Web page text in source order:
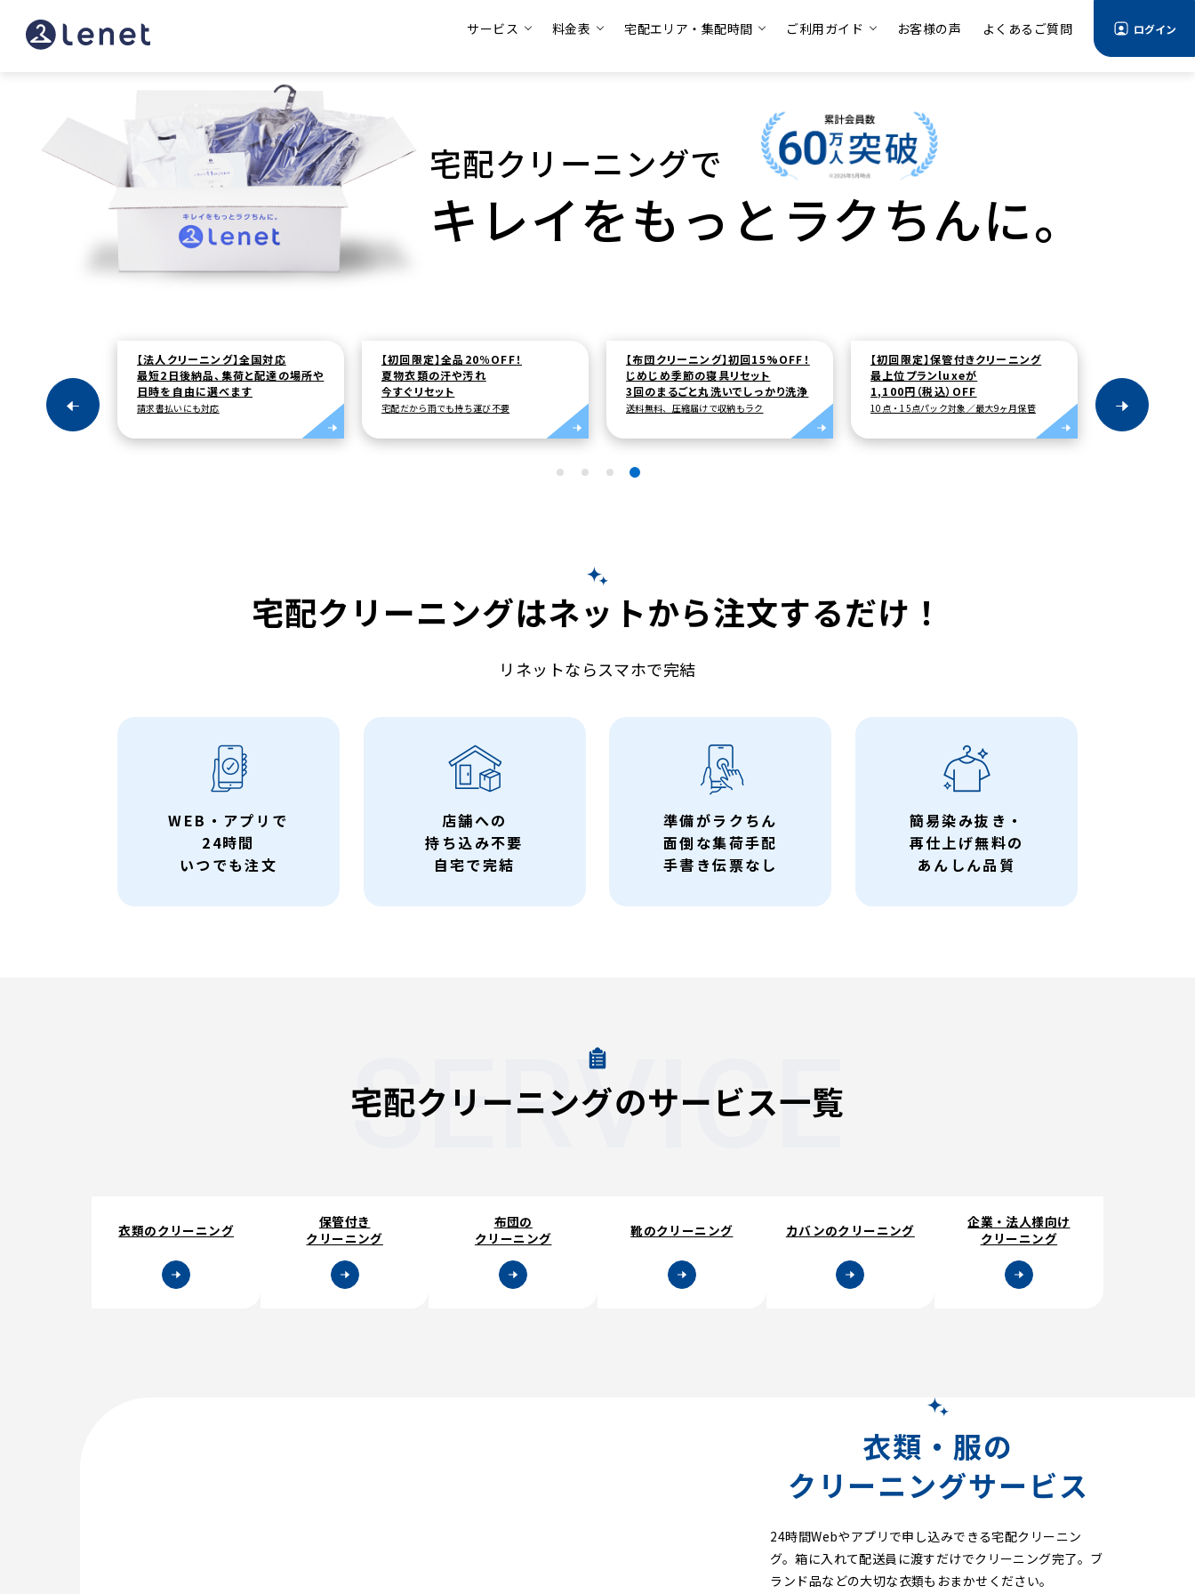
サービス 料金表 宅配エリア・集配時間 ご利用ガイド お客様の声 よくあるご質問 ログイン
宅配クリーニングで
キレイをもっと ラクちんに。
と配達の場所や
【初回限定】全品20％OFF！
夏物衣類の汗や汚れ
今すぐリセット
宅配だから雨でも持ち運び不要
【布団クリーニング】初回15%OFF！
じめじめ季節の寝具リセット
3回のまるごと丸洗いでしっかり洗浄
送料無料、圧縮届けで収納もラク
【初回限定】保管付きクリーニング
最上位プランluxeが
1,100円（税込）OFF
10点・15点パック対象／最大9ヶ月保管
【法人クリーニング】全国対応
最短2日後納品、集荷と配達の場所や
日時を自由に選べます
請求書払いにも対応
宅配クリーニングはネットから注文するだけ！
リネットならスマホで完結
WEB・アプリで
24時間
いつでも注文
店舗への
持ち込み不要
自宅で完結
準備がラクちん
面倒な集荷手配
手書き伝票なし
簡易染み抜き・
再仕上げ無料の
あんしん品質
SERVICE
宅配クリーニングのサービス一覧
衣類のクリーニング
保管付き
クリーニング
布団の
クリーニング
靴のクリーニング カバンのクリーニング
企業・法人様向け
クリーニング
衣類・服の
クリーニングサービス
24時間Webやアプリで申し込みできる宅配クリーニン
グ。箱に入れて配送員に渡すだけでクリーニング完了。ブ
ランド品などの大切な衣類もおまかせください。